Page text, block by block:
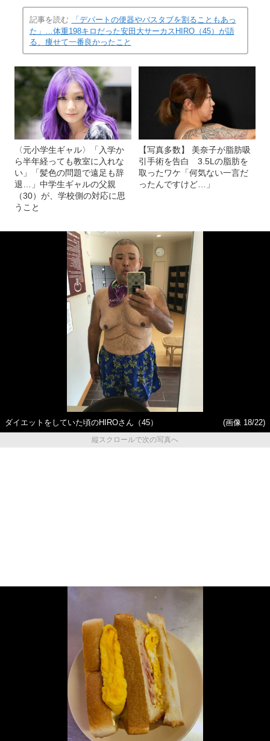
記事を読む
「デパートの便器やバスタブを割ることもあっ
た」…体重198キロだった安田大サーカスHIRO（45）が語
る、痩せて一番良かったこと
〈元小学生ギャル〉「入学か
ら半年経っても教室に入れな
い」「髪色の問題で遠足も辞
退…」中学生ギャルの父親
（30）が、学校側の対応に思
うこと
【写真多数】 美奈子が脂肪吸
引手術を告白 3.5Lの脂肪を
取ったワケ「何気ない一言だ
ったんですけど…」
ダイエットをしていた頃のHIROさん（45）
(画像 18/22)
縦スクロールで次の写真へ